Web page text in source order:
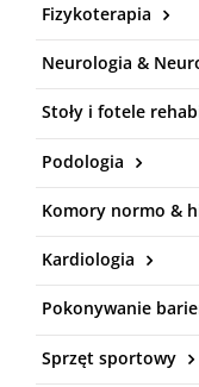
Fizykoterapia
Neurologia &
Stoły i fotele
Podologia
Komory normo &
Kardiologia
Pokonywanie
Sprzęt sportowy